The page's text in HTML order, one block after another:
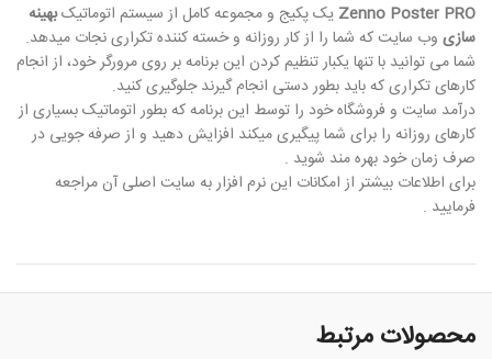
Zenno Poster PRO یک پکیج و مجموعه کامل از سیستم اتوماتیکبهینه
سازی وب سایت که شما را از کار روزانه و خسته کننده تکراری نجات میدهد.
شما می توانید با تنها یکبار تنظیم کردن این برنامه بر روی مرورگر خود، از انجام
کارهای تکراری که باید بطور دستی انجام گیرند جلوگیری کنید.
درآمد سایت و فروشگاه خود را توسط این برنامه که بطور اتوماتیک بسیاری از
کارهای روزانه را برای شما پیگیری میکند افزایش دهید و از صرفه جویی در
صرف زمان خود بهره مند شوید .
برای اطلاعات بیشتر از امکانات این نرم افزار به سایت اصلی آن مراجعه
فرمایید .
محصولات مرتبط